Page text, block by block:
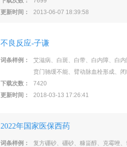
更新时间：
2013-06-07 18:39:58
不良反应-子谦
词条样例：
艾滋病、白斑、白带、白内障、白
贲门驰缓不能、臂动脉血栓形成、
下载次数：
7420
更新时间：
2018-03-13 17:26:41
2022年国家医保西药
词条样例：
复方硼砂、硼砂、糠甾醇、克霉唑